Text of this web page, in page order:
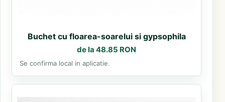
Buchet cu floarea-soarelui si gypsophila
de la 48.85 RON
Se confirma local in aplicatie.